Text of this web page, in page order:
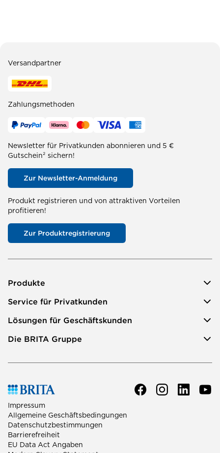
Versandpartner
Zahlungsmethoden
Newsletter für Privatkunden abonnieren und 5 €
Gutschein² sichern!
Zur Newsletter-Anmeldung
Produkt registrieren und von attraktiven Vorteilen
profitieren!
Zur Produktregistrierung
Produkte
Service für Privatkunden
Lösungen für Geschäftskunden
Die BRITA Gruppe
Impressum
Allgemeine Geschäftsbedingungen
Datenschutzbestimmungen
Barrierefreiheit
EU Data Act Angaben